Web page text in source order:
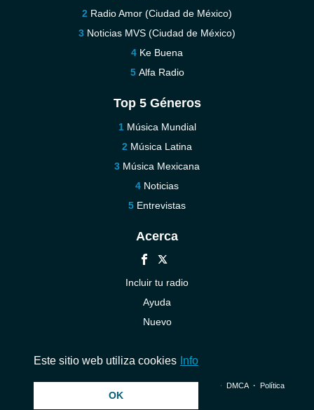
Radio Amor (Ciudad de México)
Noticias MVS (Ciudad de México)
Ke Buena
Alfa Radio
Top 5 Géneros
Música Mundial
Música Latina
Música Mexicana
Noticias
Entrevistas
Acerca
Incluir tu radio
Ayuda
Nuevo
© 2026 InstantAudio. Reservados todos los derechos. ・ DMCA・ Política
Este sitio web utiliza cookies Info
OK